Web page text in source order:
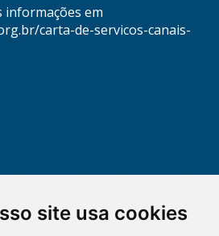
site usa cookies
informações em
carta-de-servicos-canais-